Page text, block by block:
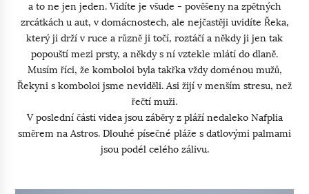
a to ne jen jeden. Vidíte je všude - pověšeny na zpětných
zrcátkách u aut, v domácnostech, ale nejčastěji uvidíte Řeka,
který ji drží v ruce a různě ji točí, roztáčí a někdy ji jen tak
popouští mezi prsty, a někdy s ní vztekle mlátí do dlaně.
Musím říci, že komboloi byla takřka vždy doménou mužů,
Řekyni s komboloi jsme neviděli. Asi žijí v menším stresu, než
řečtí muži.
V poslední části videa jsou záběry z pláží nedaleko Nafplia
směrem na Astros. Dlouhé písečné pláže s datlovými palmami
jsou podél celého zálivu.